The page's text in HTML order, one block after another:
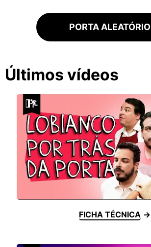
PORTA ALEATÓRIO
Últimos vídeos
FICHA TÉCNICA